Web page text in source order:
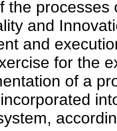
the
and
and
for the
of a